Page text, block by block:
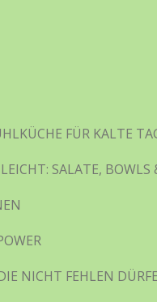
FÜR KALTE
SALATE, BOWLS
NICHT FEHLEN